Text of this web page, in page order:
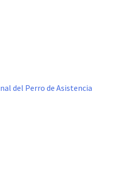
del Perro de Asistencia